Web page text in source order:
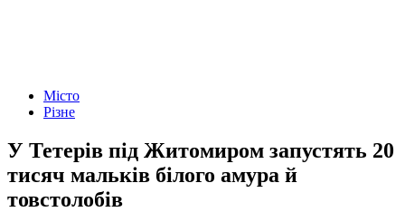
Місто
Різне
У Тетерів під Житомиром запустять 20
тисяч мальків білого амура й
товстолобів